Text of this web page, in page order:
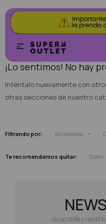
 NO SE HAN
¡Lo sentimos! No hay
Inténtalo nuevamente con
otras secciones de nuestro
Filtrando por: Accesorios
Te recomendamos quitar: Color:
¡Suscribite y recibí